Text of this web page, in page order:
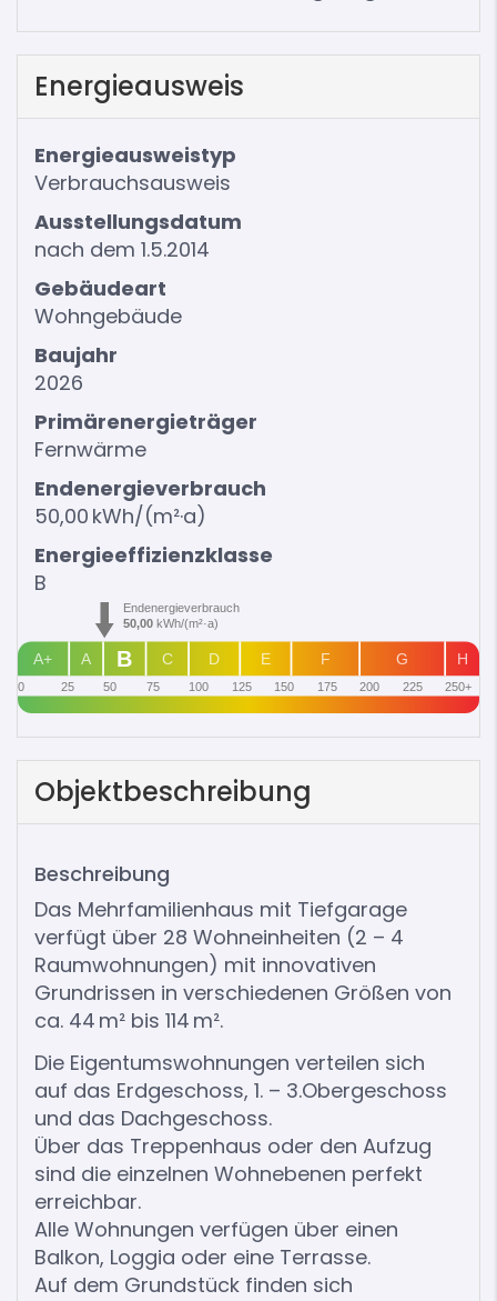
Energieausweis
Energieausweistyp
Verbrauchs­ausweis
Ausstellungsdatum
nach dem 1.5.2014
Gebäudeart
Wohngebäude
Baujahr
2026
Primärenergieträger
Fernwärme
Endenergie­verbrauch
50,00 kWh/(m²·a)
Energie­effizienz­klasse
B
0 25 50 75 100 125 150 175 200 225 250+
H
G
F
E
D
C
A
A+ B
Endenergieverbrauch
50,00 kWh/(m²·a)
Objekt­beschreibung
Beschreibung
Das Mehrfamilienhaus mit Tiefgarage
verfügt über 28 Wohneinheiten (2 – 4
Raumwohnungen) mit innovativen
Grundrissen in verschiedenen Größen von
ca. 44 m² bis 114 m².
Die Eigentumswohnungen verteilen sich
auf das Erdgeschoss, 1. – 3.Obergeschoss
und das Dachgeschoss.
Über das Treppenhaus oder den Aufzug
sind die einzelnen Wohnebenen perfekt
erreichbar.
Alle Wohnungen verfügen über einen
Balkon, Loggia oder eine Terrasse.
Auf dem Grundstück finden sich